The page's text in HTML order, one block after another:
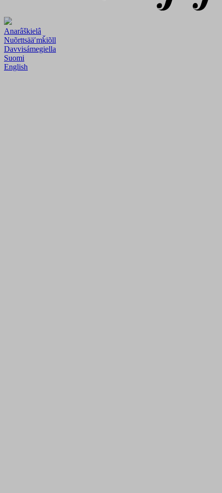
Anarâškielâ
Nuõrttsääʹmǩiõll
Davvisámegiella
Suomi
English